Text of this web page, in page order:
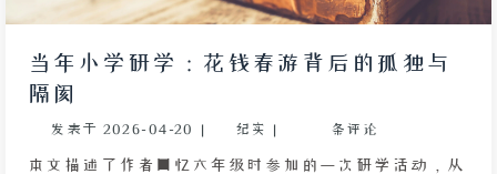
当年小学研学：花钱春游背后的孤独与
隔阂
发表于 2026-04-20 | 纪实 | 条评论
本文描述了作者回忆六年级时参加的一次研学活动，从